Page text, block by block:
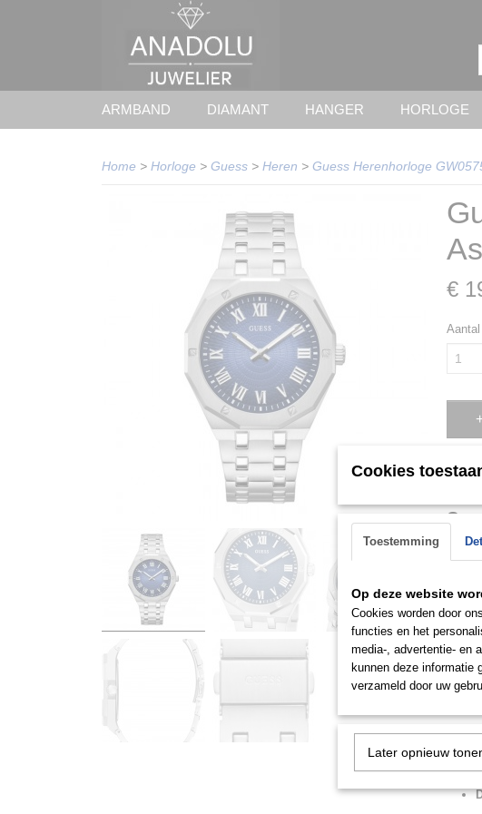
ARMBAND DIAMANT HANGER HORLOGE
Home > Horloge > Guess > Heren > Guess Herenhorloge
€
Aantal
Merk:
Cookies
Toestemming
Op deze website
Cookies worden door
functies en het
media-, advertentie- en
kunnen deze informatie
verzameld door uw
Later opnieuw